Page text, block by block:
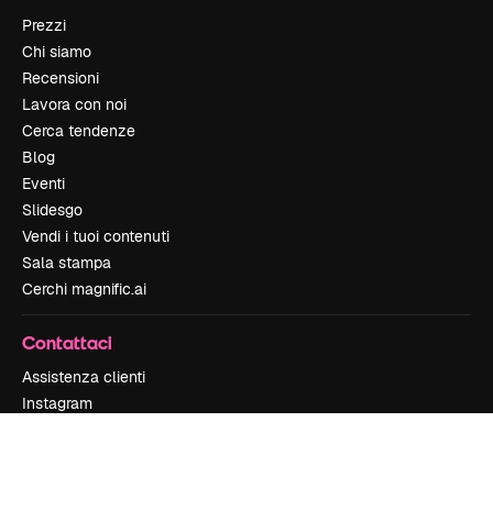
Prezzi
Chi siamo
Recensioni
Lavora con noi
Cerca tendenze
Blog
Eventi
Slidesgo
Vendi i tuoi contenuti
Sala stampa
Cerchi magnific.ai
Contattaci
Assistenza clienti
Instagram